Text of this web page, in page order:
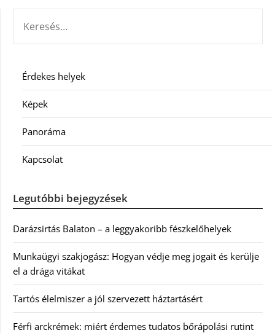
Érdekes helyek
Képek
Panoráma
Kapcsolat
Legutóbbi bejegyzések
Darázsirtás Balaton – a leggyakoribb fészkelőhelyek
Munkaügyi szakjogász: Hogyan védje meg jogait és kerülje
el a drága vitákat
Tartós élelmiszer a jól szervezett háztartásért
Férfi arckrémek: miért érdemes tudatos bőrápolási rutint